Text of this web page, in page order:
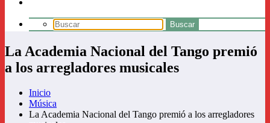
La Academia Nacional del Tango premió
a los arregladores musicales
Inicio
Música
La Academia Nacional del Tango premió a los arregladores